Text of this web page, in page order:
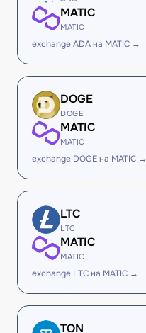
MATIC
MATIC
exchange ADA на MATIC →
DOGE
DOGE
MATIC
MATIC
exchange DOGE на MATIC →
LTC
LTC
MATIC
MATIC
exchange LTC на MATIC →
TON